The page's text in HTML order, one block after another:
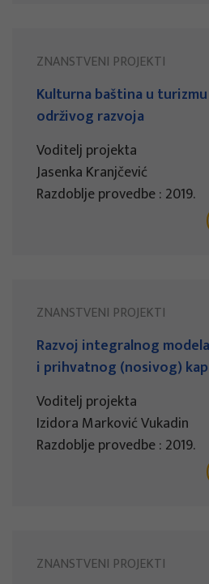
ZNANSTVENI PROJEKTI
Kulturna baština u
održivog razvoja
Voditelj projekta
Jasenka Kranjčević
Razdoblje provedbe : 2019.
ZNANSTVENI PROJEKTI
Razvoj integralnog
i prihvatnog (nosivog)
Voditelj projekta
Izidora Marković Vukadin
Razdoblje provedbe : 2019.
ZNANSTVENI PROJEKTI